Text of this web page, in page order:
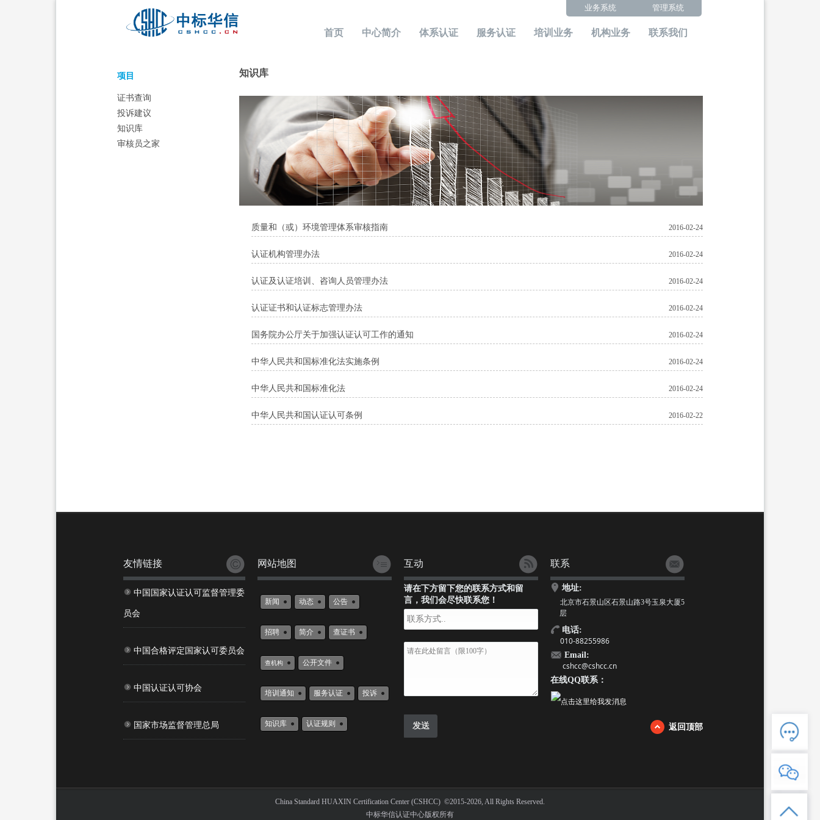
管理系统
业务系统
首页 中心简介 体系认证 服务认证 培训业务 机构业务 联系我们
电话：88255986
‍‍知识库
质量和（或）环境管理体系审核指南 2016-02-24
认证机构管理办法 2016-02-24
认证及认证培训、咨询人员管理办法 2016-02-24
认证证书和认证标志管理办法 2016-02-24
国务院办公厅关于加强认证认可工作的通知 2016-02-24
中华人民共和国标准化法实施条例 2016-02-24
中华人民共和国标准化法 2016-02-24
中华人民共和国认证认可条例 2016-02-22
‍‍项目
证书查询
投诉建议
知识库
审核员之家
友情链接
中国国家认证认可监督管理委
员会
中国合格评定国家认可委员会
中国认证认可协会
国家市场监督管理总局
网站地图
新闻 动态 公告
招聘 简介 查证书
查机构 公开文件
培训通知 服务认证 投诉
知识库 认证规则
互动
请在下方留下您的联系方式和留
言，我们会尽快联系您！
联系
地址:
北京市石景山区石景山路3号玉泉大厦5
层
电话:
010-88255986
Email:
cshcc@cshcc.cn
在线QQ联系：
返回顶部
China Standard HUAXIN Certification Center (CSHCC) ©2015-2026, All Rights Reserved.
中标华信认证中心版权所有